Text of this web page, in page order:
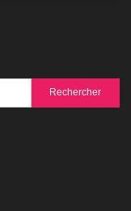
Rechercher :